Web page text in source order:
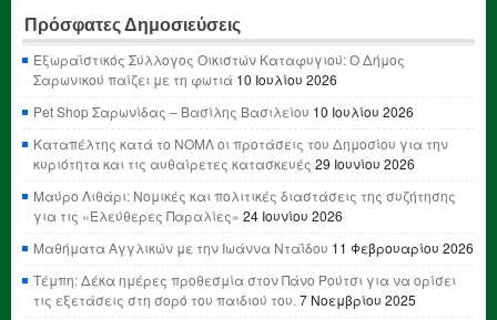
Πρόσφατες Δημοσιεύσεις
Εξωραϊστικός Σύλλογος Οικιστών Καταφυγιού: Ο Δήμος
Σαρωνικού παίζει με τη φωτιά 10 Ιουλίου 2026
Pet Shop Σαρωνίδας – Βασίλης Βασιλείου 10 Ιουλίου 2026
Καταπέλτης κατά το ΝΟΜΛ οι προτάσεις του Δημοσίου για την
κυριότητα και τις αυθαίρετες κατασκευές 29 Ιουνίου 2026
Μαύρο Λιθάρι: Νομικές και πολιτικές διαστάσεις της συζήτησης
για τις «Ελεύθερες Παραλίες» 24 Ιουνίου 2026
Μαθήματα Αγγλικών με την Ιωάννα Νταΐδου 11 Φεβρουαρίου 2026
Τέμπη: Δέκα ημέρες προθεσμία στον Πάνο Ρούτσι για να ορίσει
τις εξετάσεις στη σορό του παιδιού του. 7 Νοεμβρίου 2025